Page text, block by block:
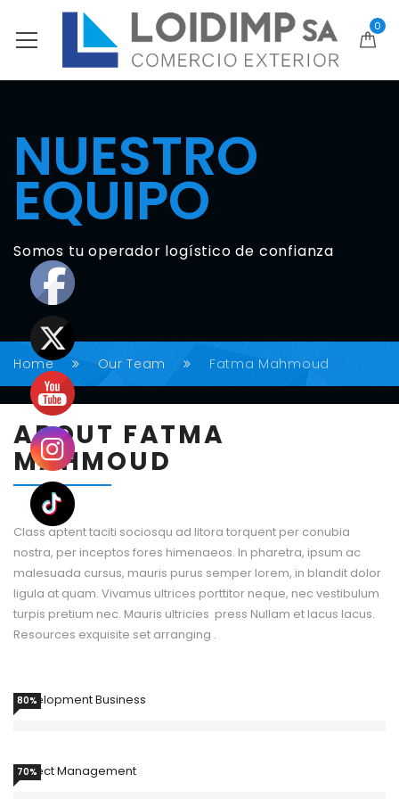
0
NUESTRO
EQUIPO
Somos tu operador logístico de confianza
Home Our Team Fatma Mahmoud
ABOUT FATMA
MAHMOUD
Class aptent taciti sociosqu ad litora torquent per conubia
nostra, per inceptos fores himenaeos. In pharetra, ipsum ac
malesuada cursus, mauris purus semper lorem, in blandit dolor
ligula at quam. Vivamus ultrices porttitor neque, nec vestibulum
turpis pretium nec. Mauris ultricies press Nullam et lacus lacus.
Resources exquisite set arranging .
Development Business
80%
Project Management
70%